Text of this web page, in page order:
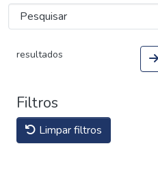
resultados
Filtros
Limpar filtros